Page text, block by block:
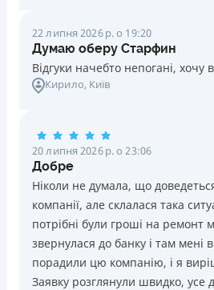
22 липня 2026 р. о 19:20
Думаю оберу Старфин
Відгуки начебто непогані, хочу
Кирило, Київ
20 липня 2026 р. о 23:06
Добре
Ніколи не думала, що
компанії, але склалася така
потрібні були гроші на
звернулася до банку і там мені
порадили цю компанію, і я
Заявку розглянули швидко, усе